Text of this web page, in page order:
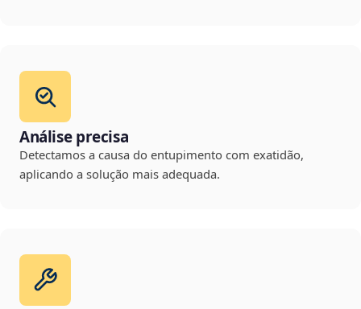
Análise precisa
Detectamos a causa do entupimento com exatidão,
aplicando a solução mais adequada.